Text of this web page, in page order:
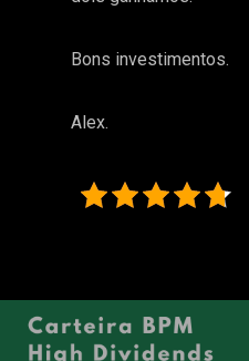
Bons investimentos.
Alex.